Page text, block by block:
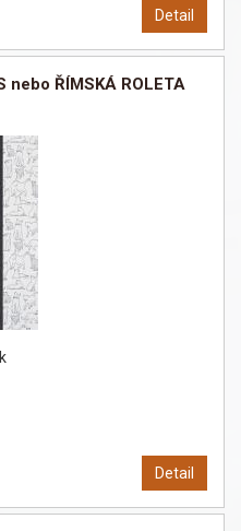
Detail
nebo ŘÍMSKÁ ROLETA
Detail